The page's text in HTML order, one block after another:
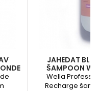
JAHEDAT
ŠAMPOON
BLONDE
Wella
Recharge